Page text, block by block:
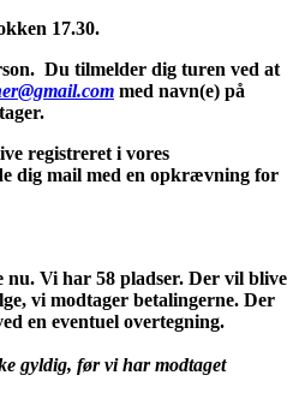
17.30.
Du tilmelder dig turen ved at
med navn(e) på
registreret i vores
dig mail med en opkrævning for
nu. Vi har 58 pladser. Der vil blive
vi modtager betalingerne. Der
en eventuel overtegning.
gyldig, før vi har modtaget